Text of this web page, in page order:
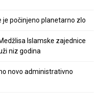
je počinjeno planetarno zlo
Islamske zajednice
niz godina
novo administrativno